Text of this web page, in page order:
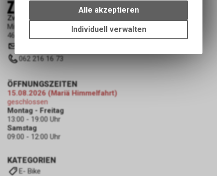
Zweiradliebe GmbH
Mittelgäustrasse 53
4616 Kappel SO
062 216 16 73
KATEGORIEN
E- Bike
ÖFFNUNGSZEITEN
15.08.2026 (Mariä Himmelfahrt)
geschlossen
Montag - Freitag
13:00 - 19:00 Uhr
Samstag
09:00 - 12:00 Uhr
bestimmte Interaktionen und
Einstellungen auf Ihrem Gerät,
um die grundlegenden
Funktionen unseres Online-
keinerlei Rückschlüsse auf Ihre
persönlichen Informationen
Alle akzeptieren
Individuell verwalten